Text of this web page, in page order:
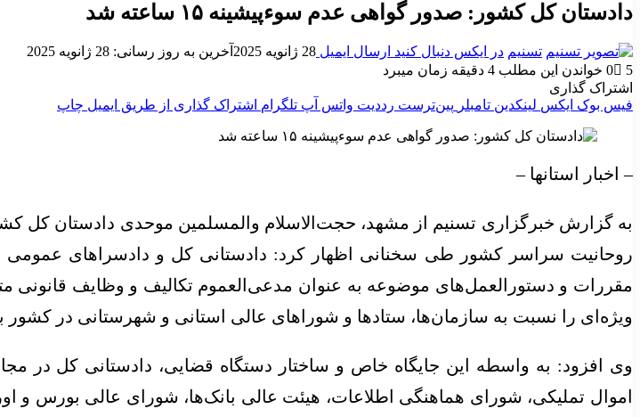
دادستان کل کشور: صدور گواهی عدم سوءپیشینه ‌۱۵ ساعته شد
تسنیم در ایکس دنبال کنید ارسال ایمیل 28 ژانویه 2025
آخرین به روز رسانی: 28 ژانویه 2025
0
5
خواندن این مطلب 4 دقیقه زمان میبرد
اشتراک گذاری
فیس بوک ایکس لینکدین ‫تامبلر ‫پین‌ترست ‫رددیت واتس آپ تلگرام اشتراک گذاری از طریق ایمیل چاپ
– اخبار استانها –
به گزارش خبرگزاری تسنیم از مشهد، حجت‌الاسلام والمسلمین موحدی‌ دادستان کل
روحانیت سراسر کشور طی سخنانی اظهار کرد: دادستانی کل و دادسرا‌های عمومی
مقررات و دستورالعمل‌های موضوعه به عنوان مدعی‌العموم تکالیف و وظایف قانونی
ویژه‌ای را نسبت به سازمان‌ها، ستاد‌ها و شورا‌های عالی استانی و شهرستانی در کشور
وی افزود: به واسطه این جایگاه خاص و ساختار دستگاه قضایی، دادستانی کل در
اموال تملیکی، شورای هماهنگی اطلاعات، هیئت عالی بانک‌ها، شورای عالی بورس و